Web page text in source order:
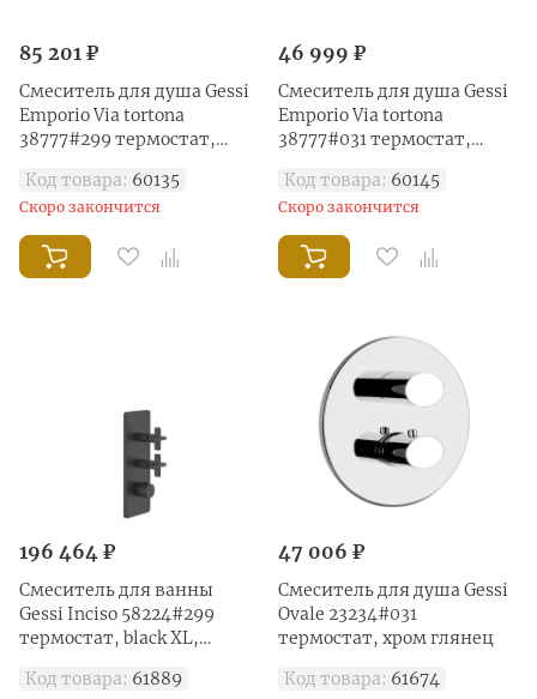
85 201 ₽
Смеситель для душа Gessi
Emporio Via tortona
38777#299 термостат,
Код товара: 60135
Скоро закончится
46 999 ₽
Смеситель для душа Gessi
Emporio Via tortona
38777#031 термостат,
Код товара: 60145
Скоро закончится
196 464 ₽
Смеситель для ванны
Gessi Inciso 58224#299
термостат, black XL,
Код товара: 61889
47 006 ₽
Смеситель для душа Gessi
Ovale 23234#031
термостат, хром глянец
Код товара: 61674